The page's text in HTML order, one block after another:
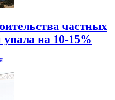
частных
упала на 10-15%